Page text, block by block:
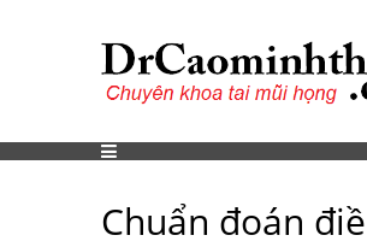
Chuẩn đoán